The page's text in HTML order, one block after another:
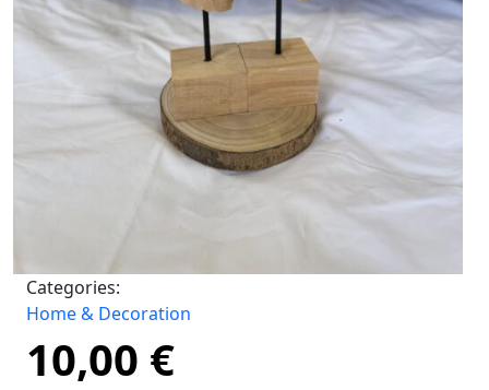
Categories:
Home & Decoration
10,00 €